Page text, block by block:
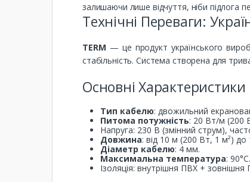
залишаючи лише відчуття, ніби підлога
Технічні Переваги:
TERM — це продукт українського
стабільність. Система створена для
Основні Характеристики
Тип кабелю: двожильний
Питома потужність: 20 Вт/м (200
Напруга: 230 В (змінний струм),
Довжина: від 10 м (200 Вт, 1 м²)
Діаметр кабелю: 4 мм.
Максимальна температура: 90°C.
Ізоляція: внутрішня ПВХ + зовнішня